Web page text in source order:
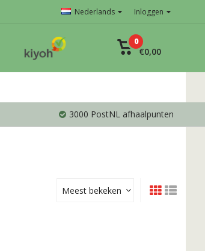
Nederlands Inloggen
0
€0,00
3000 PostNL afhaalpunten
Meest bekeken